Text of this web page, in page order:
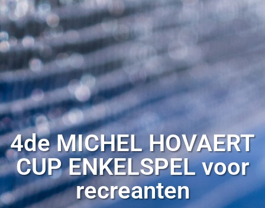
4de MICHEL HOVAERT
CUP ENKELSPEL voor
recreanten